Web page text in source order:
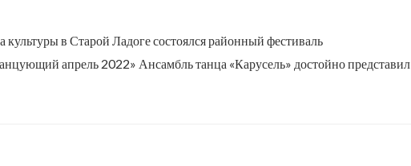
культуры в Старой Ладоге состоялся районный фестиваль
апрель 2022» Ансамбль танца «Карусель» достойно представил